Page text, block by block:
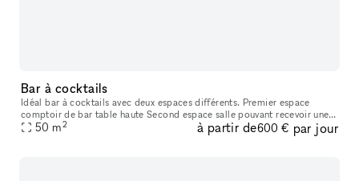
Bar à cocktails
Idéal bar à cocktails avec deux espaces différents. Premier espace
comptoir de bar table haute Second espace salle pouvant recevoir une
vingtaine de places assises
50 m2 à partir de600 € par jour